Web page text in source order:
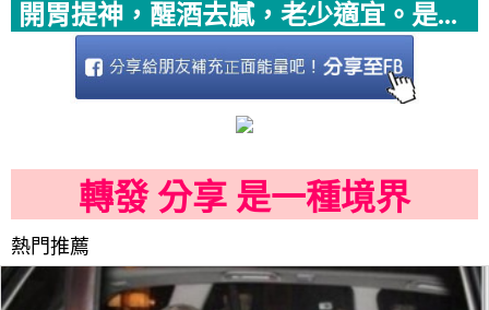
開胃提神，醒酒去膩，老少適宜。是...
轉發 分享 是一種境界
熱門推薦